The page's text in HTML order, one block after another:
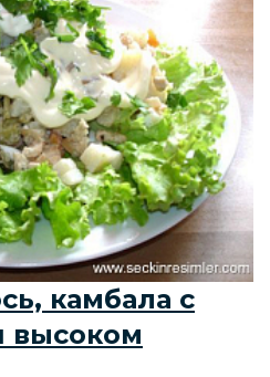
камбала с
высоком